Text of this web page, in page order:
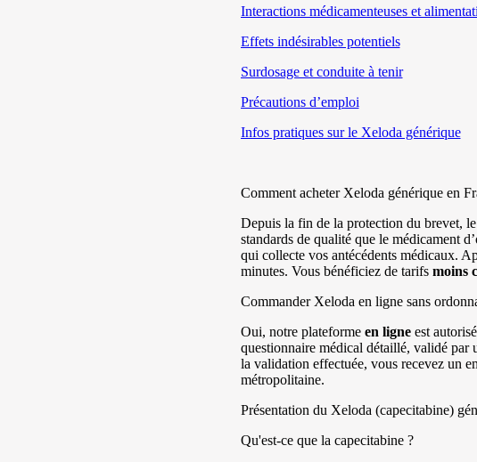
Interactions médicamenteuses et
Effets indésirables potentiels
Surdosage et conduite à tenir
Précautions d’emploi
Infos pratiques sur le Xeloda générique
Comment acheter Xeloda générique en
Depuis la fin de la protection du brevet,
standards de qualité que le médicament
qui collecte vos antécédents médicaux.
minutes. Vous bénéficiez de tarifs moins
Commander Xeloda en ligne sans
Oui, notre plateforme en ligneest
questionnaire médical détaillé, validé par
la validation effectuée, vous recevez un
métropolitaine.
Présentation du Xeloda (capecitabine)
Qu'est-ce que la capecitabine ?